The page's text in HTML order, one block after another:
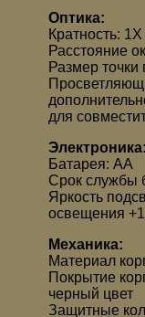
Оптика:
Кратность: 1X
Расстояние
Размер
для
Батарея: AA
Срок службы
Яркость
освещения
Механика:
Материал
Покрытие
черный цвет
Защитные